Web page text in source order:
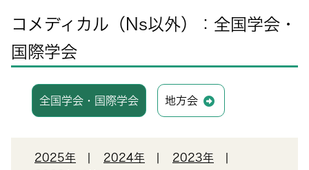
コメディカル（Ns以外）：全国学会・
国際学会
全国学会・国際学会 地方会
2025年 2024年
2023年